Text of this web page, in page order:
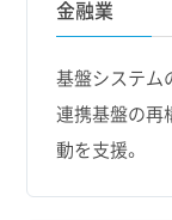
金融業
基盤システム
連携基盤の再
動を支援。